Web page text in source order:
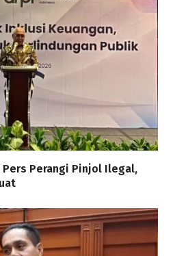
Pers Perangi Pinjol Ilegal,